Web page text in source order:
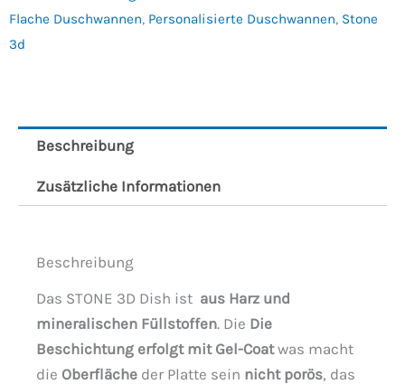
Flache Duschwannen, Personalisierte Duschwannen, Stone
3d
Beschreibung
Zusätzliche Informationen
Beschreibung
Das STONE 3D Dish ist aus Harz und
mineralischen Füllstoffen. Die Die
Beschichtung erfolgt mit Gel-Coatwas macht
die Oberfläche der Platte sein nicht porös, das